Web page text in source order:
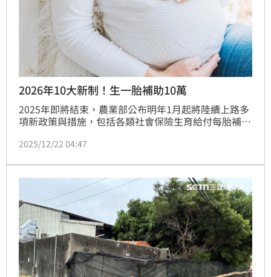
2026年10大新制！生一胎補助10萬
2025年即將結束，農業部公布明年1月起將陸續上路多
項新政策與措施，包括各類社會保險生育給付每胎補足
貓寵物登記等，讓民眾一次掌握重要資訊。
2025/12/22 04:47